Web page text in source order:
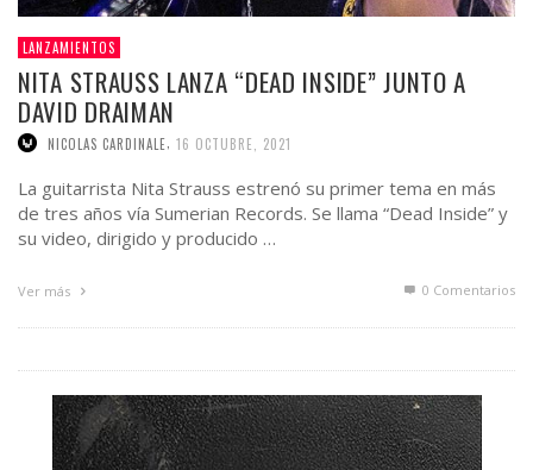
LANZAMIENTOS
NITA STRAUSS LANZA “DEAD INSIDE” JUNTO A
DAVID DRAIMAN
NICOLAS CARDINALE 16 OCTUBRE, 2021
La guitarrista Nita Strauss estrenó su primer tema en más
de tres años vía Sumerian Records. Se llama “Dead Inside” y
su video, dirigido y producido …
Ver más 0 Comentarios